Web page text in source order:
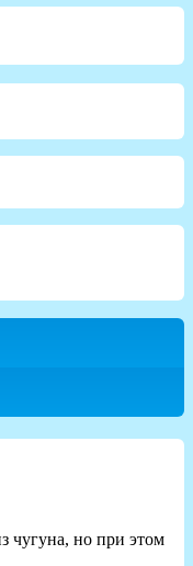
чугуна, но при этом